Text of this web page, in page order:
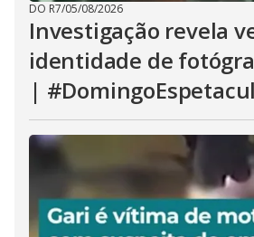
DO R7/05/08/2026
Investigação revela
identidade de
|